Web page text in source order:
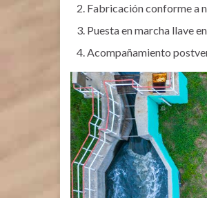
Fabricación conforme a
Puesta en marcha llave
Acompañamiento